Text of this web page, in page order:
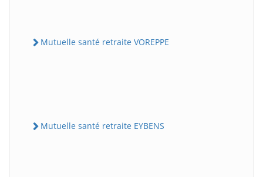
Mutuelle santé retraite VOREPPE
Mutuelle santé retraite EYBENS